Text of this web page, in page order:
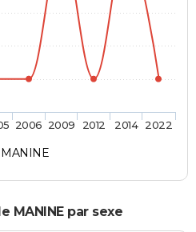
MANINE
2006 2009 2012 2014 2022
MANINE par sexe